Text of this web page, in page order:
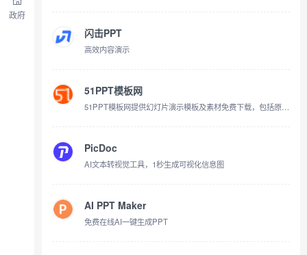
政府
闪击PPT
高效内容演示
51PPT模板网
51PPT模板网提供幻灯片演示模板及素材免费下载，包括原创PPT模板，PPTer分享的优质模板，PPT背景图片，PPT图表，PPT素材，PPT特效动画等各类PPT模板免费下载，以及部分免费PPT教程。
PicDoc
AI文本转视觉工具，1秒生成可视化信息图
AI PPT Maker
免费在线AI一键生成PPT